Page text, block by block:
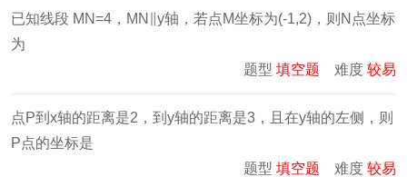
已知线段 MN=4，MN∥y轴，若点M坐标为(-1,2)，则N点坐标
为
题型 填空题 难度 较易
点P到x轴的距离是2，到y轴的距离是3，且在y轴的左侧，则
P点的坐标是
题型 填空题 难度 较易